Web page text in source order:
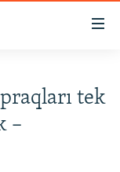
tek
–